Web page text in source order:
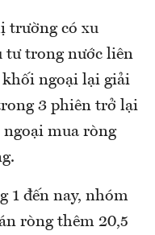
trường có xu
tư trong nước liên
ngoại lại giải
3 phiên trở lại
mua ròng
1 đến nay, nhóm
ròng thêm 20,5